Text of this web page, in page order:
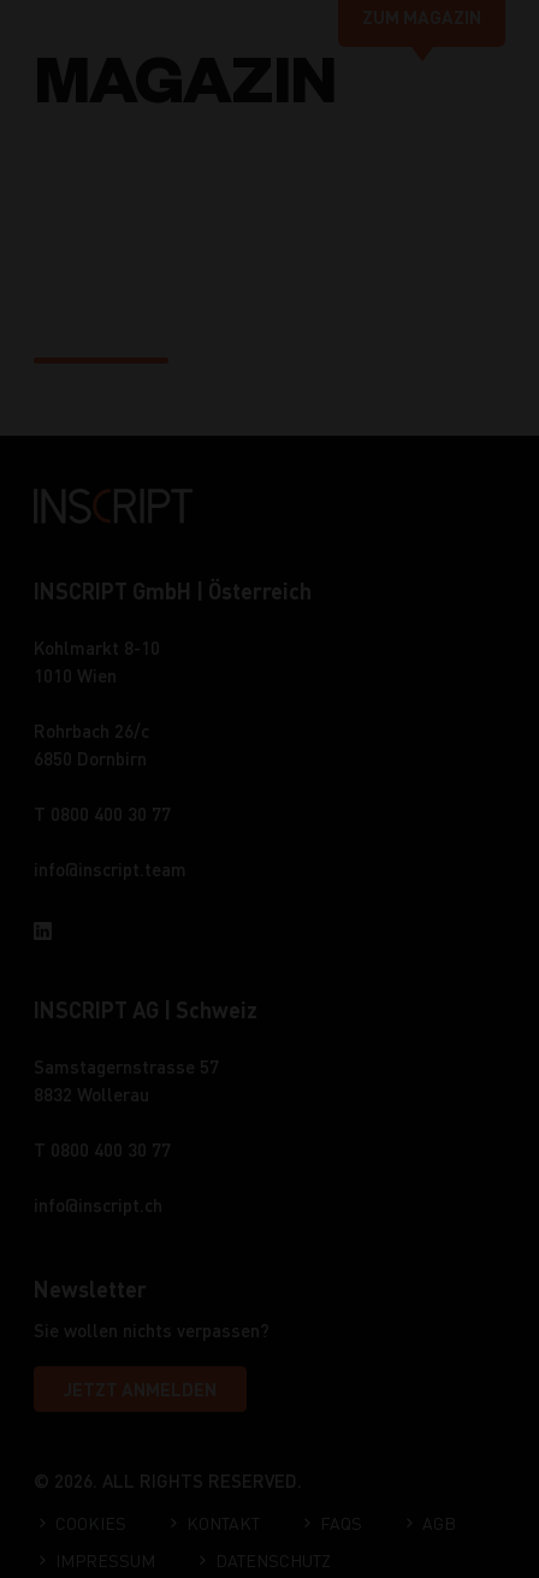
INSCRIPT GmbH | Österreich
Kohlmarkt 8-10
1010 Wien
Rohrbach 26/c
6850 Dornbirn
T 0800 400 30 77
info inscript.team
INSCRIPT AG | Schweiz
Samstagernstrasse 57
8832 Wollerau
T 0800 400 30 77
info inscript.ch
Newsletter
Sie wollen nichts verpassen?
© 2026. ALL RIGHTS RESERVED.
COOKIES KONTAKT FAQS
AGB
IMPRESSUM
DATENSCHUTZ